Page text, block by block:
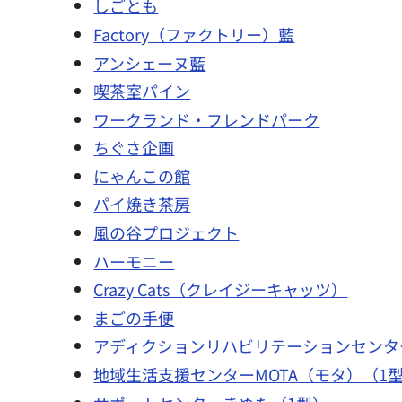
しごとも
Factory（ファクトリー）藍
アンシェーヌ藍
喫茶室パイン
ワークランド・フレンドパーク
ちぐさ企画
にゃんこの館
パイ焼き茶房
風の谷プロジェクト
ハーモニー
Crazy Cats（クレイジーキャッツ）
まごの手便
アディクションリハビリテーションセン
地域生活支援センターMOTA（モタ）（1型